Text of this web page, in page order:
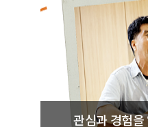
관심과 경험